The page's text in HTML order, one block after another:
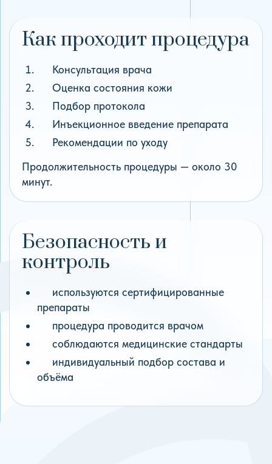
Как проходит процедура
Консультация врача
Оценка состояния кожи
Подбор протокола
Инъекционное введение препарата
Рекомендации по уходу
Продолжительность процедуры — около 30
минут.
Безопасность и
контроль
используются сертифицированные
препараты
процедура проводится врачом
соблюдаются медицинские стандарты
индивидуальный подбор состава и
объёма